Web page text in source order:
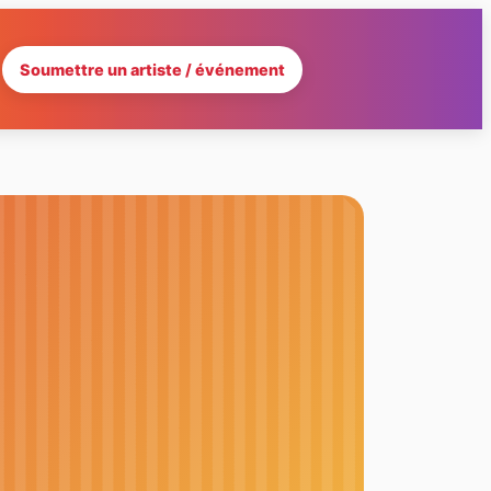
Soumettre un artiste / événement